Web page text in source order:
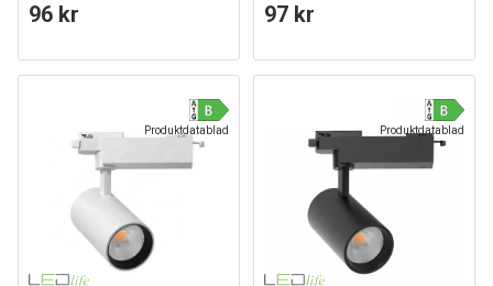
96 kr 97 kr
Produktdatablad Produktdatablad